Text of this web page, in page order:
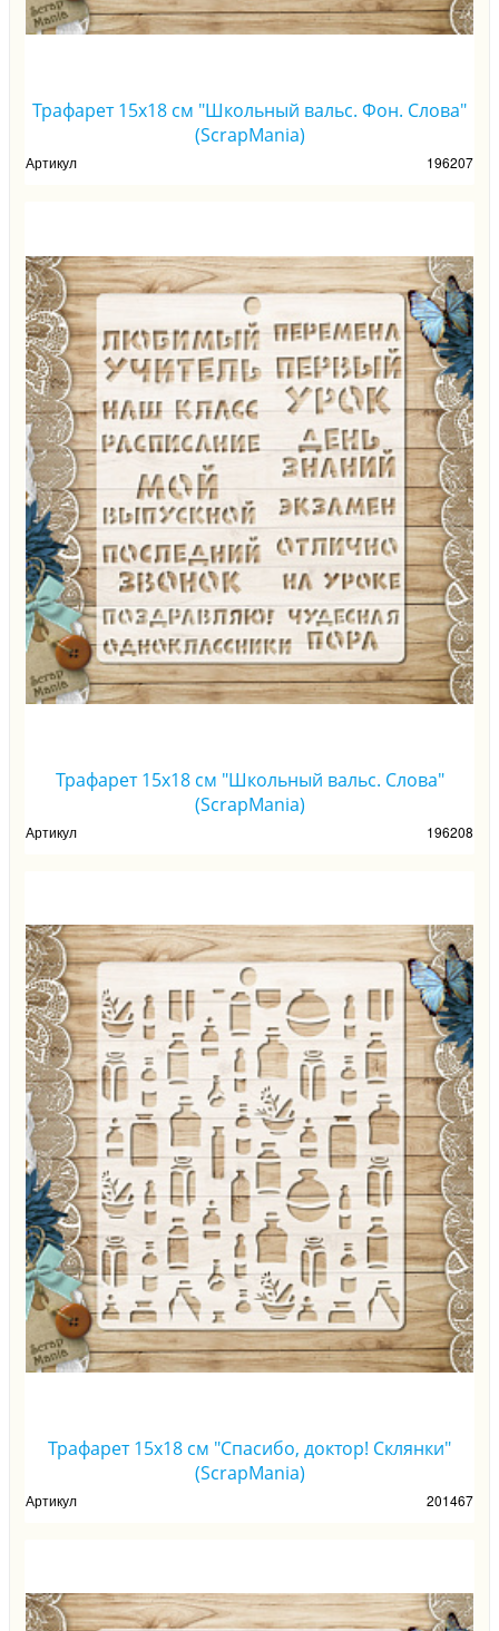
Трафарет 15х18 см "Школьный вальс. Фон. Слова"
(ScrapMania)
Артикул 196207
Трафарет 15х18 см "Школьный вальс. Слова"
(ScrapMania)
Артикул 196208
Трафарет 15х18 см "Спасибо, доктор! Склянки"
(ScrapMania)
Артикул 201467